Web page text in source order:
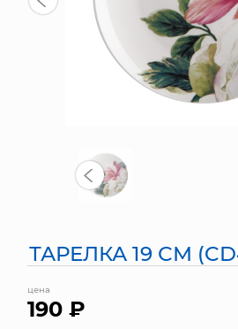
ГОРШКИ И
ГРУНТЫ И
ПРЕДМЕТЫ
ЯЩИКИ
ТАРЕЛКА 19 СМ
цена
190 ₽